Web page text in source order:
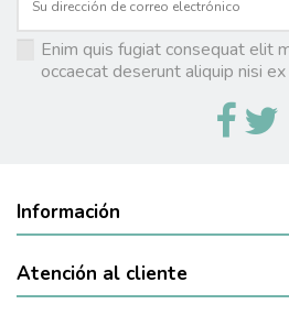
Enim quis fugiat consequat elit
occaecat deserunt aliquip nisi
Información
Atención al cliente